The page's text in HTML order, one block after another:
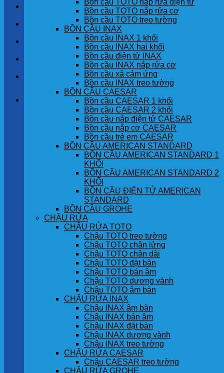
SẢN PHẨM
GÓC KHÁCH HÀNG
Chưa có sản phẩm trong giỏ hàng.
Bồn cầu TOTO nắp rửa điện tử
Bồn cầu TOTO nắp rửa cơ
Bồn cầu TOTO treo tường
BỒN CẦU INAX
Bồn cầu INAX 1 khối
Bồn cầu INAX hai khối
Bồn cầu điện tử INAX
Bồn cầu INAX nắp rửa cơ
Bồn cầu xả cảm ứng
Bồn cầu INAX treo tường
BỒN CẦU CAESAR
Bồn cầu CAESAR 1 khối
Bồn cầu CAESAR 2 khối
Bồn cầu nắp điện tử CAESAR
Bồn cầu nắp cơ CAESAR
Bồn cầu trẻ em CAESAR
BỒN CẦU AMERICAN STANDARD
BỒN CẦU AMERICAN STANDARD 1
KHỐI
BỒN CẦU AMERICAN STANDARD 2
KHỐI
BỒN CẦU ĐIỆN TỬ AMERICAN
STANDARD
BỒN CẦU GROHE
CHẬU RỬA
CHẬU RỬA TOTO
Chậu TOTO treo tường
Chậu TOTO chân lửng
Chậu TOTO chân dài
Chậu TOTO đặt bàn
Chậu TOTO bán âm
Chậu TOTO dương vành
Chậu TOTO âm bàn
CHẬU RỬA INAX
Chậu INAX âm bàn
Chậu INAX bán âm
Chậu INAX đặt bàn
Chậu INAX dương vành
Chậu INAX treo tường
CHẬU RỬA CAESAR
Chậu CAESAR treo tường
CHẬU RỬA GROHE